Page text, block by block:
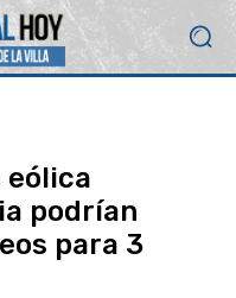
eólica
podrían
para 3